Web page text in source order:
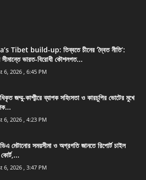
Tibet build-up: তিব্বতে চীনের ‘দ্বৈত নীতি’:
সীমান্তে ভারত-বিরোধী কৌশলগত...
6, 2026 , 6:45 PM
জম্মু-কাশ্মীরে ব্যাপক সহিংসতা ও কারচুপির ভোটের মুখে
6, 2026 , 4:23 PM
মেটানোর সময়সীমা ও অগ্রগতি জানতে রিপোর্ট চাইল
6, 2026 , 3:47 PM